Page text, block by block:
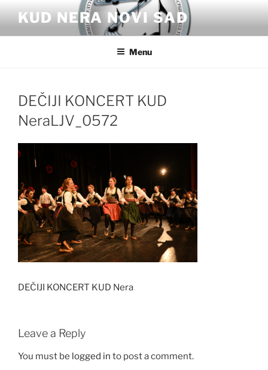
content
KUD NERA NOVI SAD
Menu
DEČIJI KONCERT KUD
NeraLJV_0572
DEČIJI KONCERT KUD Nera
Leave a Reply
You must be logged in to post a comment.